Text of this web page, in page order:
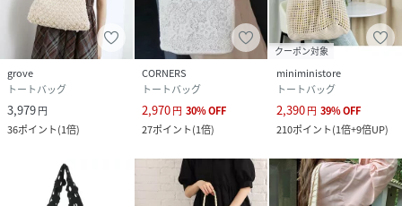
【moment+/モーメントプラス】その瞬間にこの１着と---
より豊かで充実したライフスタイルを目指して、手軽にトレ
ンドかつベーシックな着回せるアイテムをプチプライスで提
供していきます。
≪お買い物をよりお楽しみいただくために♪≫
☆商品のお気に入り登録
完売カラーの再入荷通知や、完売間近の通知、セールの通知
を受けることができます。
☆ブランドのお気に入り登録
grove
トートバッグ
3,979円
36ポイント(1倍)
CORNERS
トートバッグ
2,970円 30%OFF
27ポイント(1倍)
クーポン対象
miniministore
トートバッグ
2,390円 39%OFF
210ポイント(1倍+9倍UP)